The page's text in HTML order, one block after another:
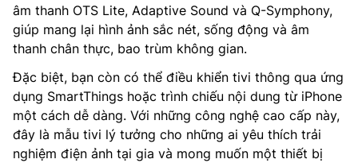
âm thanh OTS Lite, Adaptive Sound và Q-Symphony,
giúp mang lại hình ảnh sắc nét, sống động và âm
thanh chân thực, bao trùm không gian.
Đặc biệt, bạn còn có thể điều khiển tivi thông qua ứng
dụng SmartThings hoặc trình chiếu nội dung từ iPhone
một cách dễ dàng. Với những công nghệ cao cấp này,
đây là mẫu tivi lý tưởng cho những ai yêu thích trải
nghiệm điện ảnh tại gia và mong muốn một thiết bị